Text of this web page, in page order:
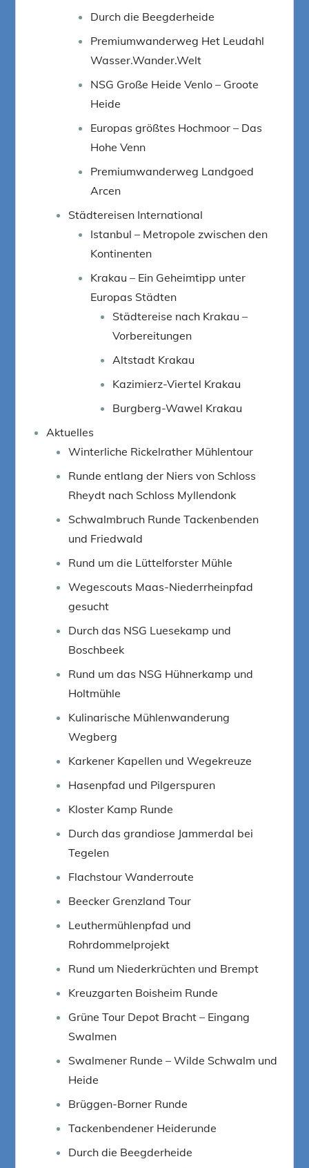
Durch die Beegderheide
Premiumwanderweg Het Leudahl
Wasser.Wander.Welt
NSG Große Heide Venlo – Groote
Heide
Europas größtes Hochmoor – Das
Hohe Venn
Premiumwanderweg Landgoed
Arcen
Städtereisen International
Istanbul – Metropole zwischen den
Kontinenten
Krakau – Ein Geheimtipp unter
Europas Städten
Städtereise nach Krakau –
Vorbereitungen
Altstadt Krakau
Kazimierz-Viertel Krakau
Burgberg-Wawel Krakau
Aktuelles
Winterliche Rickelrather Mühlentour
Runde entlang der Niers von Schloss
Rheydt nach Schloss Myllendonk
Schwalmbruch Runde Tackenbenden
und Friedwald
Rund um die Lüttelforster Mühle
Wegescouts Maas-Niederrheinpfad
gesucht
Durch das NSG Luesekamp und
Boschbeek
Rund um das NSG Hühnerkamp und
Holtmühle
Kulinarische Mühlenwanderung
Wegberg
Karkener Kapellen und Wegekreuze
Hasenpfad und Pilgerspuren
Kloster Kamp Runde
Durch das grandiose Jammerdal bei
Tegelen
Flachstour Wanderroute
Beecker Grenzland Tour
Leuthermühlenpfad und
Rohrdommelprojekt
Rund um Niederkrüchten und Brempt
Kreuzgarten Boisheim Runde
Grüne Tour Depot Bracht – Eingang
Swalmen
Swalmener Runde – Wilde Schwalm und
Heide
Brüggen-Borner Runde
Tackenbendener Heiderunde
Durch die Beegderheide